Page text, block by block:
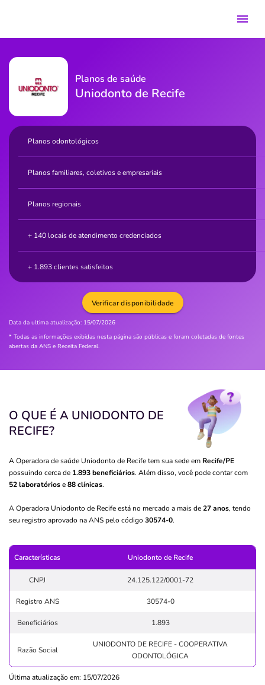
Planos de saúde
Uniodonto de Recife
Planos odontológicos
Planos familiares, coletivos e empresariais
Planos regionais
+ 140 locais de atendimento credenciados
+ 1.893 clientes satisfeitos
Data da ultima atualização: 15/07/2026
* Todas as informações exibidas nesta página são públicas e foram coletadas de fontes
abertas da ANS e Receita Federal.
Verificar disponibilidade
O QUE É A UNIODONTO DE
RECIFE?
A Operadora de saúde Uniodonto de Recife tem sua sede em Recife/PE
possuindo cerca de 1.893 beneficiários. Além disso, você pode contar com
52 laboratóriose88 clínicas.
A Operadora Uniodonto de Recife está no mercado a mais de27 anos, tendo
seu registro aprovado na ANS pelo código 30574-0.
Características Uniodonto de Recife
CNPJ 24.125.122/0001-72
Registro ANS 30574-0
Beneficiários 1.893
Razão Social
UNIODONTO DE RECIFE - COOPERATIVA
ODONTOLÓGICA
Última atualização em: 15/07/2026